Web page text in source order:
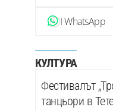
WhatsApp
КУЛТУРА
Фестивалът
танцьори в